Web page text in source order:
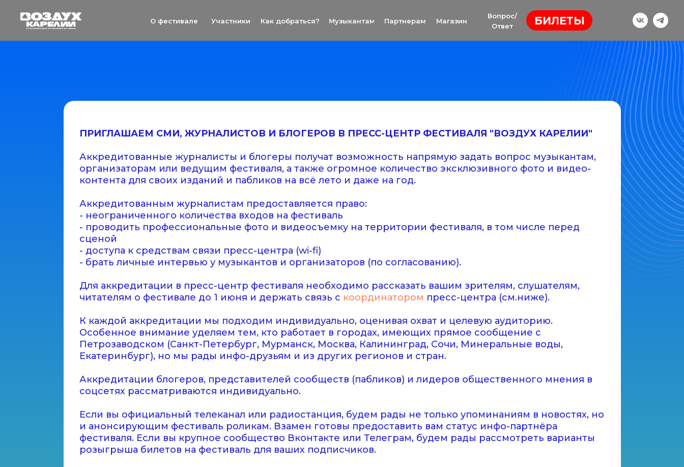
Музыкантам Партнерам
Как добраться?
О фестивале Участники Магазин
Вопрос/
Ответ
БИЛЕТЫ
Магазин
ПРИГЛАШАЕМ СМИ, ЖУРНАЛИСТОВ И БЛОГЕРОВ В ПРЕСС-ЦЕНТР ФЕСТИВАЛЯ "ВОЗДУХ КАРЕЛИИ"
Аккредитованные журналисты и блогеры получат возможность напрямую задать вопрос музыкантам,
организаторам или ведущим фестиваля, а также огромное количество эксклюзивного фото и видео-
контента для своих изданий и пабликов на всё лето и даже на год.
Аккредитованным журналистам предоставляется право:
- неограниченного количества входов на фестиваль
- проводить профессиональные фото и видеосъемку на территории фестиваля, в том числе перед
сценой
- доступа к средствам связи пресс-центра (wi-fi)
- брать личные интервью у музыкантов и организаторов (по согласованию).
Для аккредитации в пресс-центр фестиваля необходимо рассказать вашим зрителям, слушателям,
читателям о фестивале до 1 июня и держать связь с координатором пресс-центра (см.ниже).
К каждой аккредитации мы подходим индивидуально, оценивая охват и целевую аудиторию.
Особенное внимание уделяем тем, кто работает в городах, имеющих прямое сообщение с
Петрозаводском (Санкт-Петербург, Мурманск, Москва, Калининград, Сочи, Минеральные воды,
Екатеринбург), но мы рады инфо-друзьям и из других регионов и стран.
Аккредитации блогеров, представителей сообществ (пабликов) и лидеров общественного мнения в
соцсетях рассматриваются индивидуально.
Если вы официальный телеканал или радиостанция, будем рады не только упоминаниям в новостях, но
и анонсирующим фестиваль роликам. Взамен готовы предоставить вам статус инфо-партнёра
фестиваля. Если вы крупное сообщество Вконтакте или Телеграм, будем рады рассмотреть варианты
розыгрыша билетов на фестиваль для ваших подписчиков.